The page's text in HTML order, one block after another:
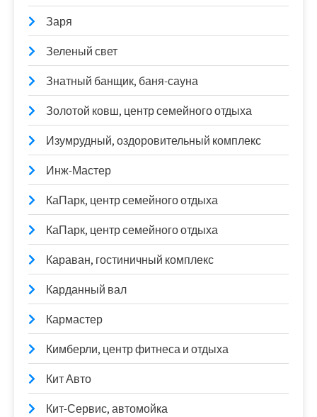
Заря
Зеленый свет
Знатный банщик, баня-сауна
Золотой ковш, центр семейного отдыха
Изумрудный, оздоровительный комплекс
Инж-Мастер
КаПарк, центр семейного отдыха
КаПарк, центр семейного отдыха
Караван, гостиничный комплекс
Карданный вал
Кармастер
Кимберли, центр фитнеса и отдыха
Кит Авто
Кит-Сервис, автомойка